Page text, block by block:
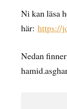
Ni kan läsa
här:https://
Nedan